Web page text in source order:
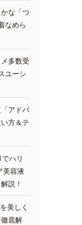
な「つ
なめら
多数受
ユーシ
アドバ
方＆テ
ハリ
美容液
説！
美しく
底解